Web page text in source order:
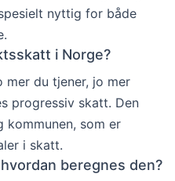
nyttig for både
i Norge?
mer du tjener, jo mer
progressiv skatt. Den
som er
i skatt.
beregnes den?